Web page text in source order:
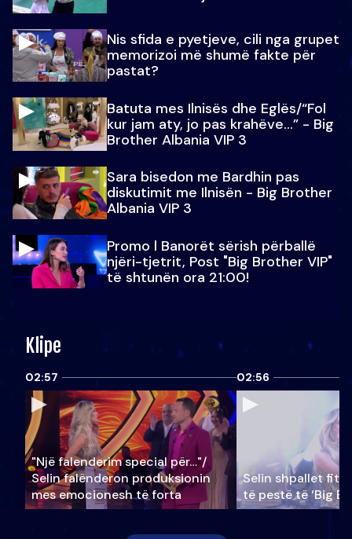
Nis sfida e pyetjeve, cili nga grupet
memorizoi më shumë fakte për
pastat?
Batuta mes Ilnisës dhe Eglës/“Fol
kur jam aty, jo pas krahëve…” - Big
Brother Albania VIP 3
Sara bisedon me Bardhin pas
diskutimit me Ilnisën - Big Brother
Albania VIP 3
Promo l Banorët sërish përballë
njëri-tjetrit, Post "Big Brother VIP"
të shtunën ora 21:00!
Klipe
02:57
"Një falenderim special për…"/
Selin falënderon produksionin
mes emocionesh të forta
02:56
Selin shpallet
të pestë të ‘Big